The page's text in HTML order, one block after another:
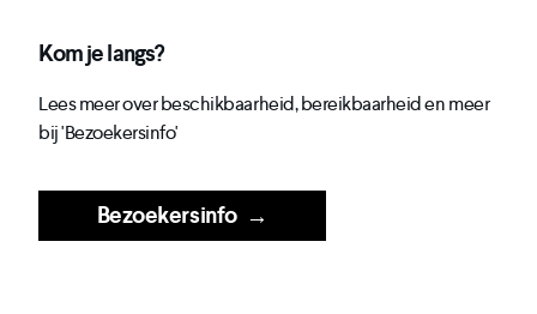
Kom je langs?
Lees meer over beschikbaarheid, bereikbaarheid en meer
bij 'Bezoekersinfo'
Bezoekersinfo→